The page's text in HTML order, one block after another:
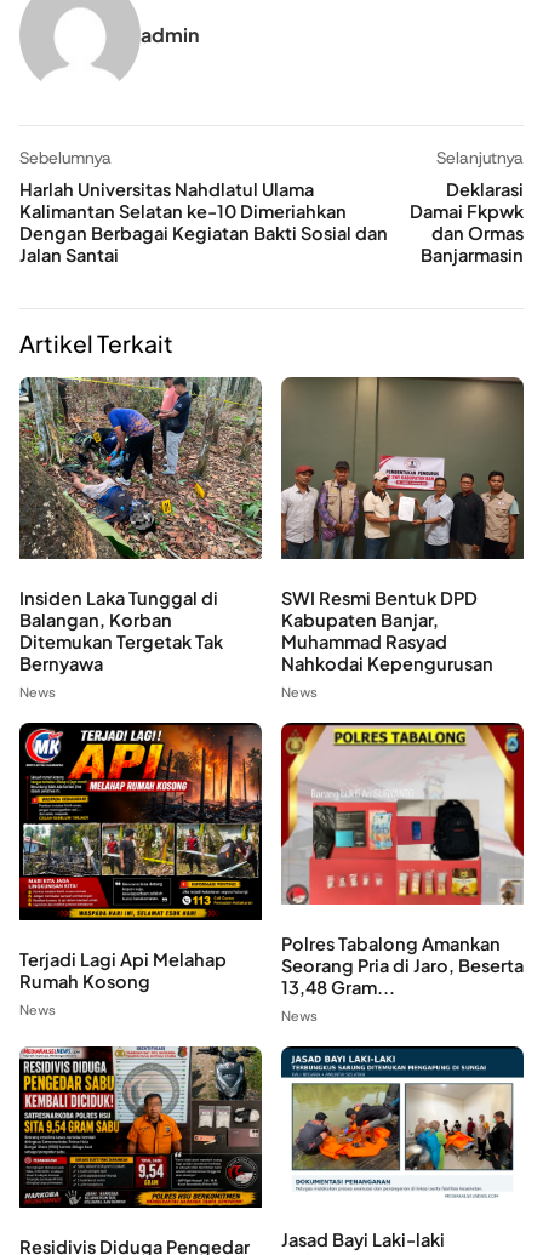
admin
Sebelumnya
Harlah Universitas Nahdlatul Ulama
Kalimantan Selatan ke-10 Dimeriahkan
Dengan Berbagai Kegiatan Bakti Sosial dan
Jalan Santai
Selanjutnya
Deklarasi
Damai Fkpwk
dan Ormas
Banjarmasin
Artikel Terkait
Insiden Laka Tunggal di
Balangan, Korban
Ditemukan Tergetak Tak
Bernyawa
News
SWI Resmi Bentuk DPD
Kabupaten Banjar,
Muhammad Rasyad
Nahkodai Kepengurusan
News
Terjadi Lagi Api Melahap
Rumah Kosong
News
Polres Tabalong Amankan
Seorang Pria di Jaro, Beserta
13,48 Gram...
News
Residivis Diduga Pengedar
Jasad Bayi Laki-laki